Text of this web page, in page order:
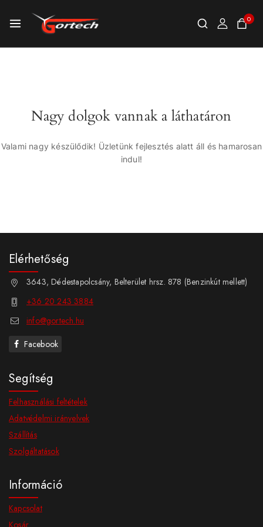
0
Nagy dolgok vannak a láthatáron
Valami nagy készülődik! Üzletünk fejlesztés alatt áll és hamarosan
indul!
Elérhetőség
3643, Dédestapolcsány, Belterület hrsz. 878 (Benzinkút mellett)
+36 20 243 3884
info@gortech.hu
Facebook
Segítség
Felhasználási feltételek
Adatvédelmi irányelvek
Szállítás
Szolgáltatások
Információ
Kapcsolat